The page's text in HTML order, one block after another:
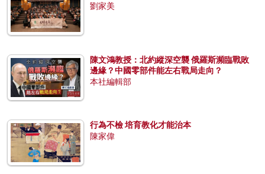
劉家美
陳文鴻教授：北約縱深空襲 俄羅斯瀕臨戰敗
邊緣？中國零部件能左右戰局走向？
本社編輯部
行為不檢 培育教化才能治本
陳家偉